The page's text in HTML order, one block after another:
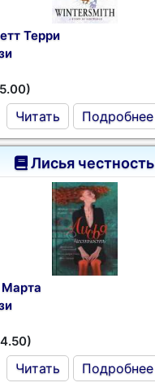
Терри
Читать Подробнее
Лисья честность
Марта
Читать Подробнее